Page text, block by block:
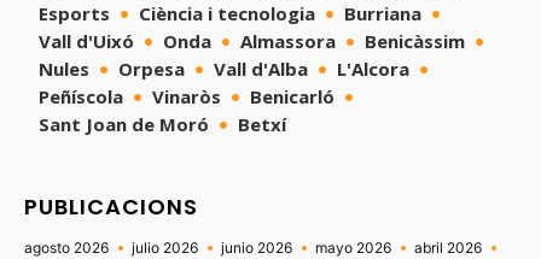
Esports
Ciència i tecnologia
Burriana
Vall d'Uixó
Onda Almassora
Benicàssim
Nules
Orpesa Vall d'Alba
L'Alcora
Peñíscola
Vinaròs
Benicarló
Sant Joan de Moró
Betxí
PUBLICACIONS
agosto 2026 julio 2026 junio 2026 mayo 2026
abril 2026